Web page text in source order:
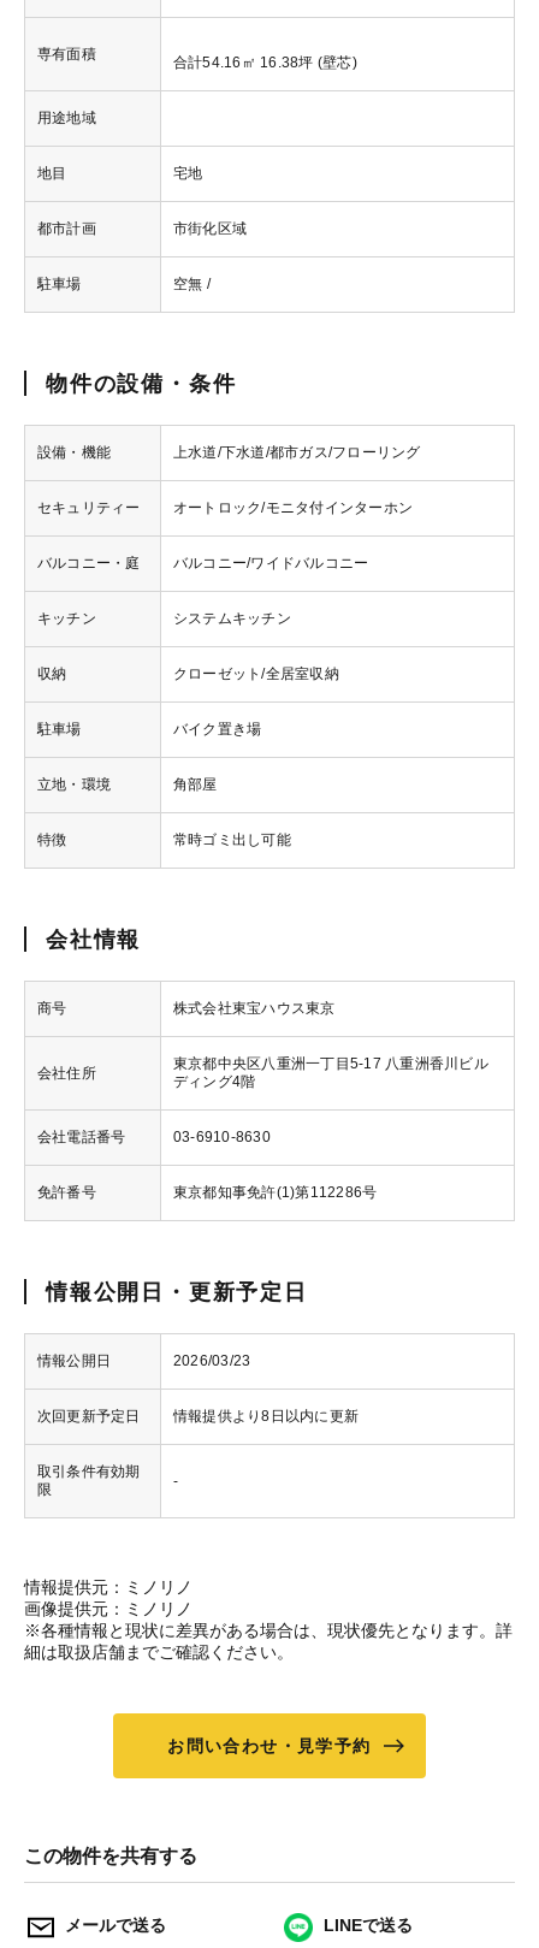
専有面積
合計54.16㎡ 16.38坪 (壁芯)
用途地域
地目 宅地
都市計画 市街化区域
駐車場 空無 /
物件の設備・条件
設備・機能 上水道/下水道/都市ガス/フローリング
セキュリティー オートロック/モニタ付インターホン
バルコニー・庭 バルコニー/ワイドバルコニー
キッチン システムキッチン
収納 クローゼット/全居室収納
駐車場 バイク置き場
立地・環境 角部屋
特徴 常時ゴミ出し可能
会社情報
商号 株式会社東宝ハウス東京
会社住所
東京都中央区八重洲一丁目5-17 八重洲香川ビル
ディング4階
会社電話番号 03-6910-8630
免許番号 東京都知事免許(1)第112286号
情報公開日・更新予定日
情報公開日 2026/03/23
次回更新予定日 情報提供より8日以内に更新
取引条件有効期
限
-
情報提供元：ミノリノ
画像提供元：ミノリノ
※各種情報と現状に差異がある場合は、現状優先となります。詳
細は取扱店舗までご確認ください。
お問い合わせ・見学予約
この物件を共有する
メールで送る LINEで送る